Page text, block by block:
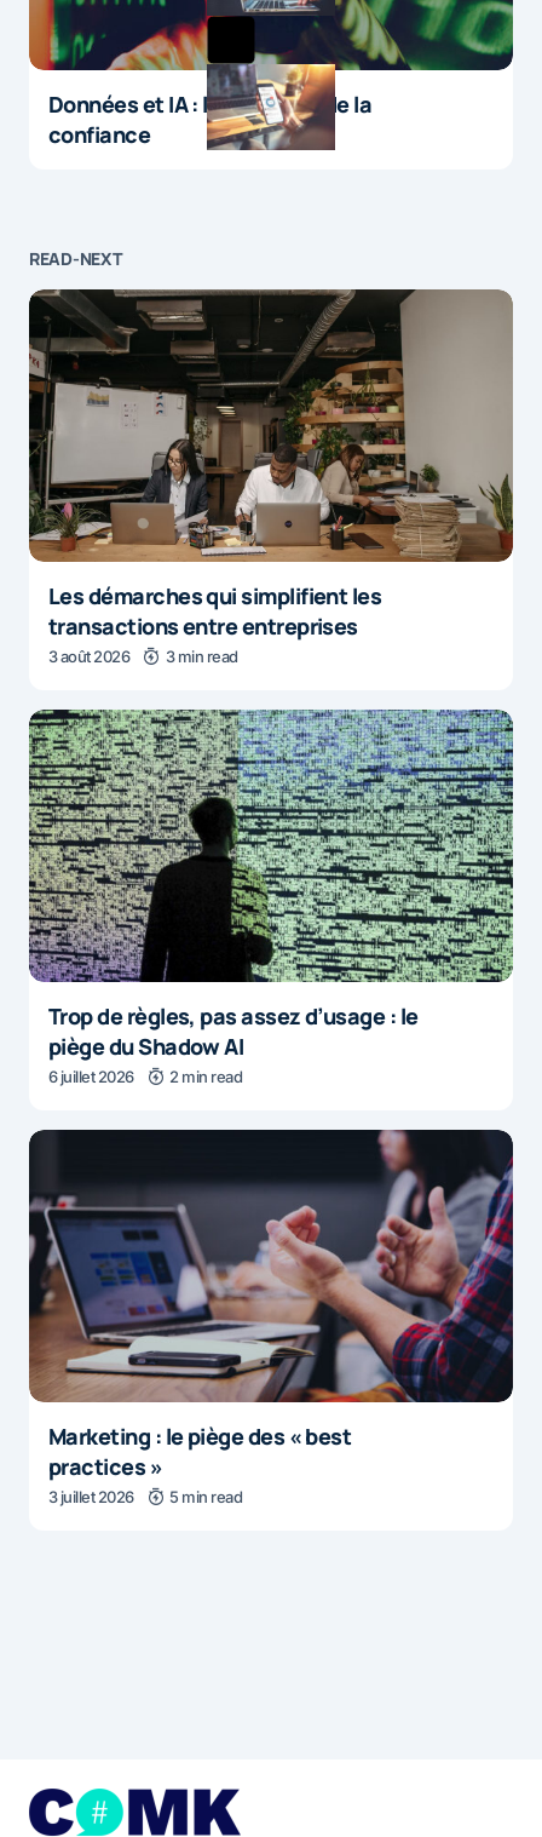
Données et IA : le paradoxe de la
confiance
READ-NEXT
Les démarches qui simplifient les
transactions entre entreprises
3 août 2026 3 min read
Trop de règles, pas assez d’usage : le
piège du Shadow AI
6 juillet 2026 2 min read
Marketing : le piège des « best
practices »
3 juillet 2026 5 min read